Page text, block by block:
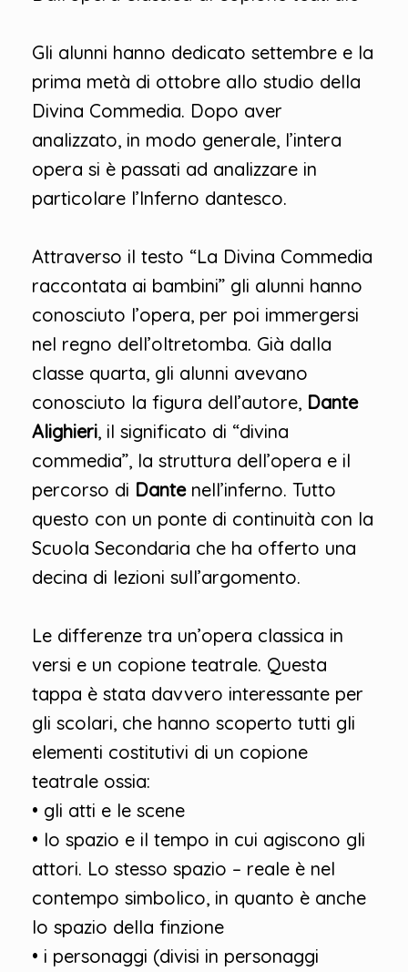
Gli alunni hanno dedicato settembre e la
prima metà di ottobre allo studio della
Divina Commedia. Dopo aver
analizzato, in modo generale, l’intera
opera si è passati ad analizzare in
particolare l’Inferno dantesco.
Attraverso il testo “La Divina Commedia
raccontata ai bambini” gli alunni hanno
conosciuto l’opera, per poi immergersi
nel regno dell’oltretomba. Già dalla
classe quarta, gli alunni avevano
conosciuto la figura dell’autore, Dante
Alighieri, il significato di “divina
commedia”, la struttura dell’opera e il
percorso di Dantenell’inferno. Tutto
questo con un ponte di continuità con la
Scuola Secondaria che ha offerto una
decina di lezioni sull’argomento.
Le differenze tra un’opera classica in
versi e un copione teatrale. Questa
tappa è stata davvero interessante per
gli scolari, che hanno scoperto tutti gli
elementi costitutivi di un copione
teatrale ossia:
• gli atti e le scene
• lo spazio e il tempo in cui agiscono gli
attori. Lo stesso spazio – reale è nel
contempo simbolico, in quanto è anche
lo spazio della finzione
• i personaggi (divisi in personaggi